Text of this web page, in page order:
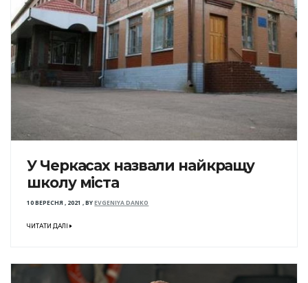
У Черкасах назвали найкращу
школу міста
10 ВЕРЕСНЯ , 2021 ,BYEVGENIYA DANKO
ЧИТАТИ ДАЛІ